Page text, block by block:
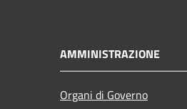
AMMINISTRAZIONE
Organi di Governo